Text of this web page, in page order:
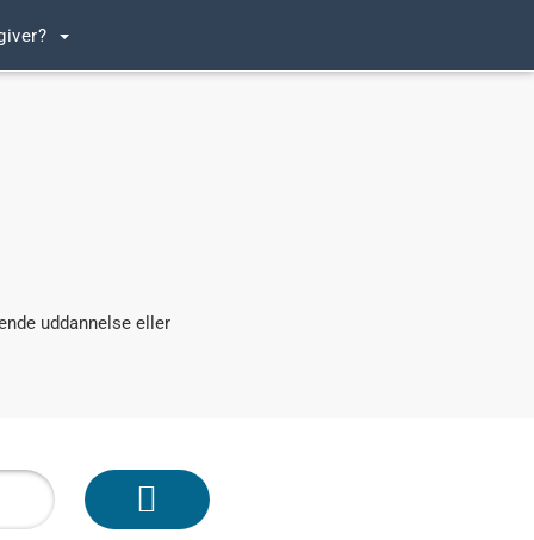
uddannelse eller